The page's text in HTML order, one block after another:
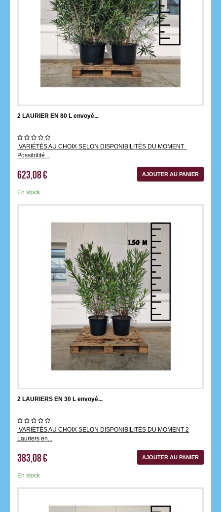
2 LAURIER EN 80 L envoyé...
VARIÉTÉS AU CHOIX SELON DISPONIBILITÉS DU MOMENT
Possibilité...
623,08 €
En stock
AJOUTER AU PANIER
2 LAURIERS EN 30 L envoyé...
VARIÉTÉS AU CHOIX SELON DISPONIBILITÉS DU MOMENT 2
Lauriers en...
383,08 €
En stock
AJOUTER AU PANIER